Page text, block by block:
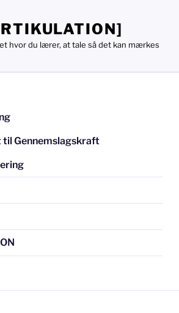
hvor du lærer, at tale så det kan mærkes
til Gennemslagskraft